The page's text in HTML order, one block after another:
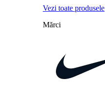
Vezi toate produsele
Mărci